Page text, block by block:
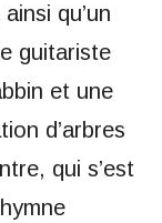
qu’un
guitariste
et une
d’arbres
qui s’est